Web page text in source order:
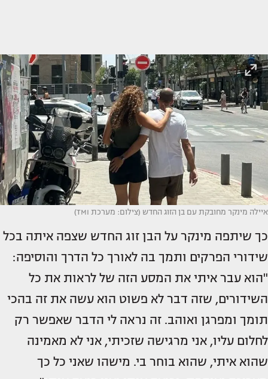
איילה מינקר מחובקת עם בן הזוג החדש (צילום: מערכת TMI)
כך שיתפה מינקר על הבן זוג החדש שצפה איתה בכל
שידורי הפרקים ותמך בה לאורך כל הדרך והוסיפה:
"הוא עבר איתי את המסע הזה של לראות את כל
השידורים, שזה דבר לא פשוט הוא עשה את זה בהכי
תומך ומפרגן ואוהב. זה נראה לי הדבר שאפשר רק
לחלום עליו, אני מרגישה שזכיתי, אני לא מאמינה
שהוא איתי, שהוא בוחר בי. מישהו שאני כל כך